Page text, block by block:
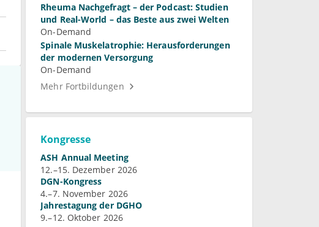
Rheuma Nachgefragt – der Podcast: Studien
und Real-World – das Beste aus zwei Welten
On-Demand
Spinale Muskelatrophie: Herausforderungen
der modernen Versorgung
On-Demand
Mehr Fortbildungen
Kongresse
ASH Annual Meeting
12.–15. Dezember 2026
DGN-Kongress
4.–7. November 2026
Jahrestagung der DGHO
9.–12. Oktober 2026